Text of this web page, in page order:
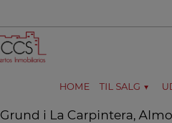
HOME TIL SALG
Grund i La Carpintera,